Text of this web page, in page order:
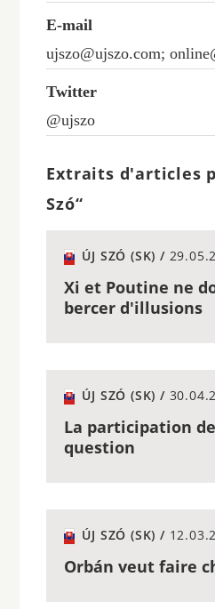
E-mail
ujszo@ujszo.com;
Twitter
@ujszo
Extraits d'articles
Szó“
ÚJ SZÓ (SK) /
Xi et Poutine ne
bercer d'illusions
ÚJ SZÓ (SK) /
La participation
question
ÚJ SZÓ (SK) /
Orbán veut faire